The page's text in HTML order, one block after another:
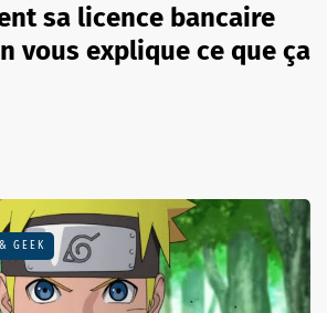
sa licence bancaire
vous explique ce que ça
GEEK